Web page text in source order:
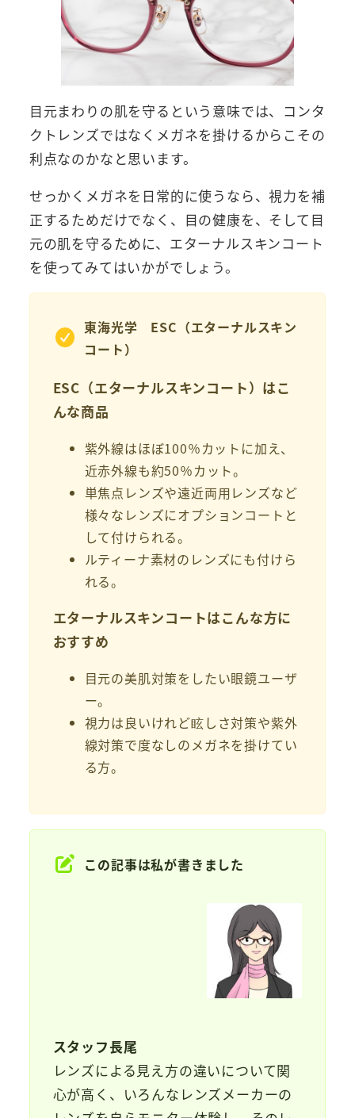
目元まわりの肌を守るという意味では、コンタ
クトレンズではなくメガネを掛けるからこその
利点なのかなと思います。
せっかくメガネを日常的に使うなら、視力を補
正するためだけでなく、目の健康を、そして目
元の肌を守るために、エターナルスキンコート
を使ってみてはいかがでしょう。
東海光学 ESC（エターナルスキン
コート）
ESC（エターナルスキンコート）はこ
んな商品
紫外線はほぼ100％カットに加え、
近赤外線も約50％カット。
単焦点レンズや遠近両用レンズなど
様々なレンズにオプションコートと
して付けられる。
ルティーナ素材のレンズにも付けら
れる。
エターナルスキンコートはこんな方に
おすすめ
目元の美肌対策をしたい眼鏡ユーザ
ー。
視力は良いけれど眩しさ対策や紫外
線対策で度なしのメガネを掛けてい
る方。
この記事は私が書きました
スタッフ長尾
レンズによる見え方の違いについて関
心が高く、いろんなレンズメーカーの